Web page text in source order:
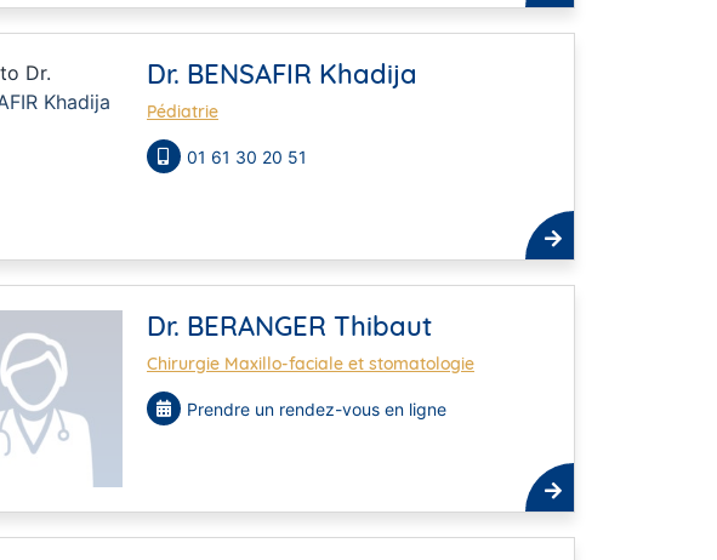
Dr. BENSAFIR Khadija
Pédiatrie
01 61 30 20 51
Dr. BERANGER Thibaut
Chirurgie Maxillo-faciale et stomatologie
Prendre un rendez-vous en ligne